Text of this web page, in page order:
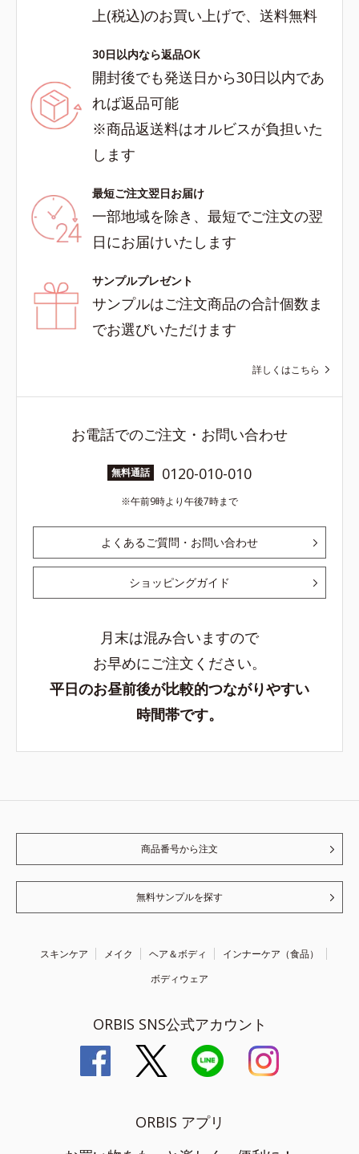
上(税込)のお買い上げで、送料無料
30日以内なら返品OK
開封後でも発送日から30日以内であ
れば返品可能
※商品返送料はオルビスが負担いた
します
最短ご注文翌日お届け
一部地域を除き、最短でご注文の翌
日にお届けいたします
サンプルプレゼント
サンプルはご注文商品の合計個数ま
でお選びいただけます
詳しくはこちら
お電話でのご注文・お問い合わせ
無料通話 0120-010-010
午前9時より午後7時まで
よくあるご質問・お問い合わせ
ショッピングガイド
月末は混み合いますので
お早めにご注文ください。
平日のお昼前後が比較的つながりやすい
時間帯です。
商品番号から注文
無料サンプルを探す
スキンケア メイク ヘア＆ボディ
インナーケア（食品）
ボディウェア
ORBIS SNS公式アカウント
ORBIS アプリ